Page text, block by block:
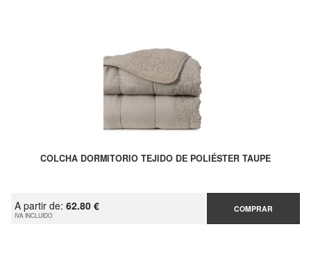
COLCHA DORMITORIO TEJIDO DE POLIÉSTER TAUPE
A partir de: 62.80 €
IVA INCLUIDO
COMPRAR